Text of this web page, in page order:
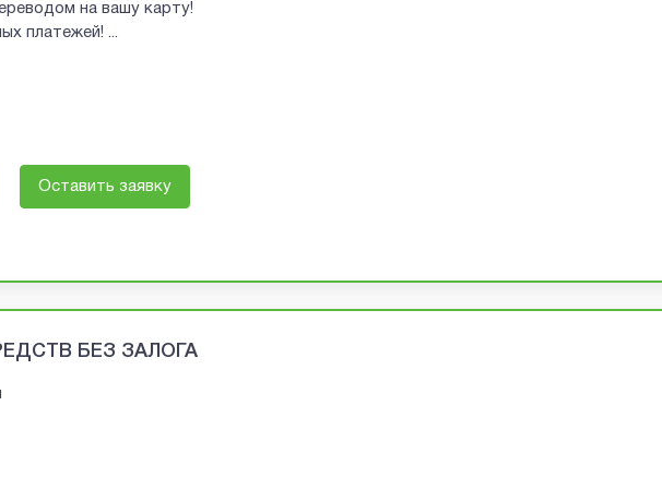
на вашу карту!
платежей! ...
Оставить заявку
БЕЗ ЗАЛОГА